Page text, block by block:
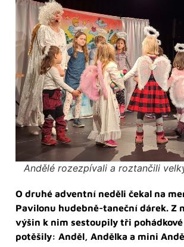
Andělé rozezpívali a roztančili
O druhé adventní neděli čekal na
Pavilonu hudebně-taneční dárek. Z
výšin k nim sestoupily tři
potěšily: Anděl, Andělka a mini